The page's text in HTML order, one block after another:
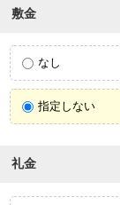
敷金
なし
指定しない
礼金